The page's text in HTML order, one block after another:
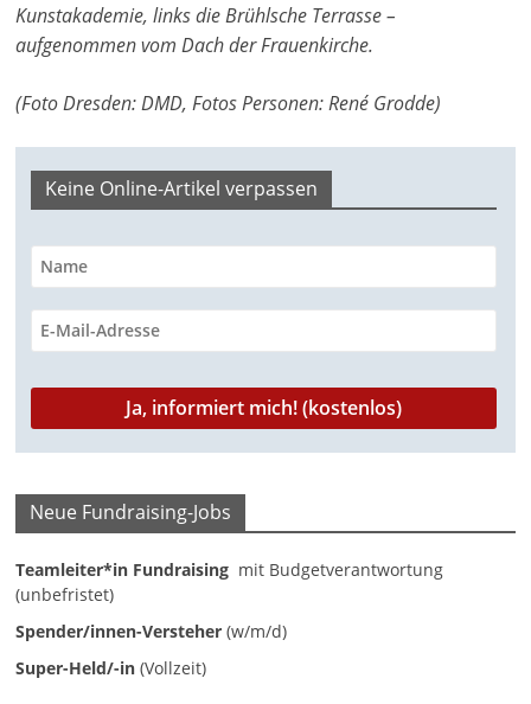
Kunstakademie,links die Brühlsche Terrasse–
aufgenommen vom Dach der Frauenkirche.
(Foto Dresden: DMD, Fotos Personen: René Grodde)
Keine Online-Artikel verpassen
Neue Fundraising-Jobs
Teamleiter*in Fundraising mit Budgetverantwortung
(unbefristet)
Spender/innen-Versteher (w/m/d)
Super-Held/-in (Vollzeit)